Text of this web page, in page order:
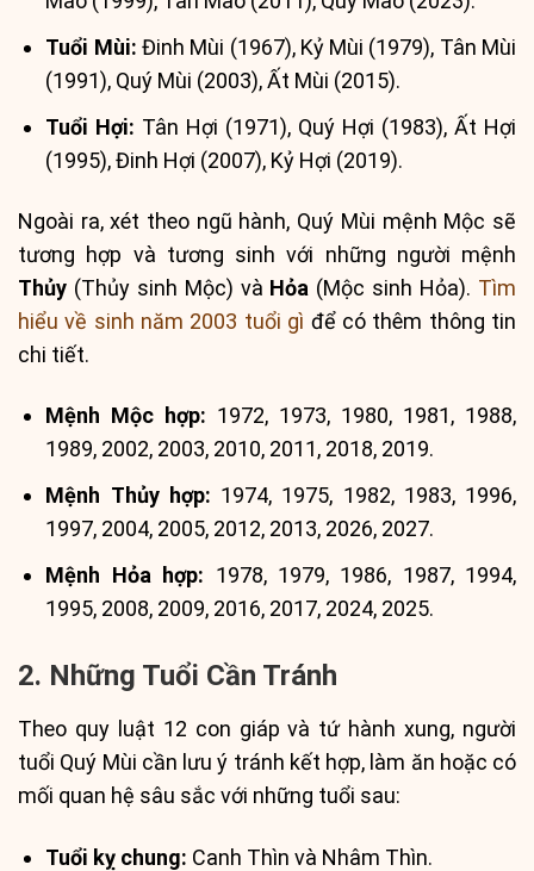
Tuổi Mùi: Đinh Mùi (1967), Kỷ Mùi (1979), Tân Mùi
(1991), Quý Mùi (2003), Ất Mùi (2015).
Tuổi Hợi: Tân Hợi (1971), Quý Hợi (1983), Ất Hợi
(1995), Đinh Hợi (2007), Kỷ Hợi (2019).
Ngoài ra, xét theo ngũ hành, Quý Mùi mệnh Mộc sẽ
tương hợp và tương sinh với những người mệnh
Thủy (Thủy sinh Mộc) và Hỏa (Mộc sinh Hỏa). Tìm
hiểu về sinh năm 2003 tuổi gì để có thêm thông tin
chi tiết.
Mệnh Mộc hợp: 1972, 1973, 1980, 1981, 1988,
1989, 2002, 2003, 2010, 2011, 2018, 2019.
Mệnh Thủy hợp: 1974, 1975, 1982, 1983, 1996,
1997, 2004, 2005, 2012, 2013, 2026, 2027.
Mệnh Hỏa hợp: 1978, 1979, 1986, 1987, 1994,
1995, 2008, 2009, 2016, 2017, 2024, 2025.
2. Những Tuổi Cần Tránh
Theo quy luật 12 con giáp và tứ hành xung, người
tuổi Quý Mùi cần lưu ý tránh kết hợp, làm ăn hoặc có
mối quan hệ sâu sắc với những tuổi sau:
Tuổi kỵ chung: Canh Thìn và Nhâm Thìn.